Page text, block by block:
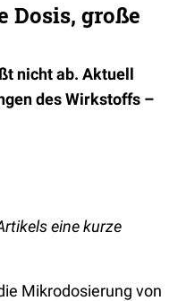
Dosis, große
nicht ab. Aktuell
des Wirkstoffs –
eine kurze
Mikrodosierung von